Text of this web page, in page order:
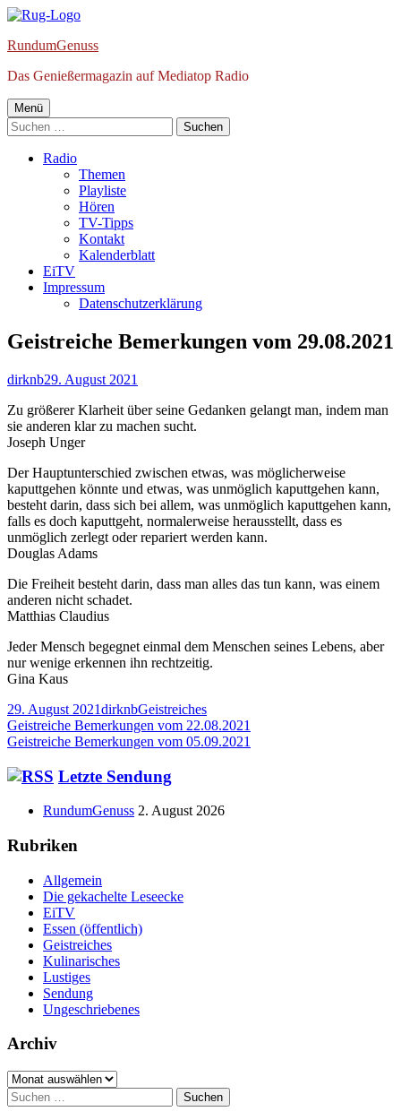
Springe
Inhalt
RundumGenuss
Das Genießermagazin auf Mediatop Radio
Primäres
Menü
Menü
Suchen
nach:
Radio
Themen
Playliste
Hören
TV-Tipps
Kontakt
Kalenderblatt
EiTV
Impressum
Datenschutzerklärung
Geistreiche Bemerkungen vom 29.08.2021
Autor
dirknbVeröffentlicht
29. August 2021
Zu größerer Klarheit über seine Gedanken gelangt man, indem man
sie anderen klar zu machen sucht.
Joseph Unger
Der Hauptunterschied zwischen etwas, was möglicherweise
kaputtgehen könnte und etwas, was unmöglich kaputtgehen kann,
besteht darin, dass sich bei allem, was unmöglich kaputtgehen kann,
falls es doch kaputtgeht, normalerweise herausstellt, dass es
unmöglich zerlegt oder repariert werden kann.
Douglas Adams
Die Freiheit besteht darin, dass man alles das tun kann, was einem
anderen nicht schadet.
Matthias Claudius
Jeder Mensch begegnet einmal dem Menschen seines Lebens, aber
nur wenige erkennen ihn rechtzeitig.
Gina Kaus
Veröffentlicht
am
29. August 2021Autor
dirknbKategorien
Geistreiches
Beitragsnavigation
Vorheriger
Beitrag:
Geistreiche Bemerkungen vom 22.08.2021
Nächster
Geistreiche Bemerkungen vom 05.09.2021
Haupt-
Seitenleiste
Letzte Sendung
RundumGenuss 2. August 2026
Rubriken
Allgemein
Die gekachelte Leseecke
EiTV
Essen (öffentlich)
Geistreiches
Kulinarisches
Lustiges
Sendung
Ungeschriebenes
Archiv
Archiv
Suchen
nach: